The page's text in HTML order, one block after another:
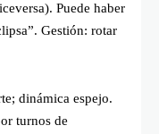
Puede haber
Gestión: rotar
dinámica espejo.
turnos de